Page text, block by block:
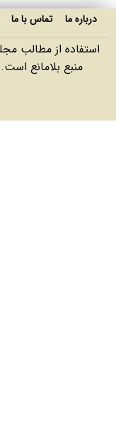
درباره ما تماس با ما
استفاده از مطالب
منبع بلامانع